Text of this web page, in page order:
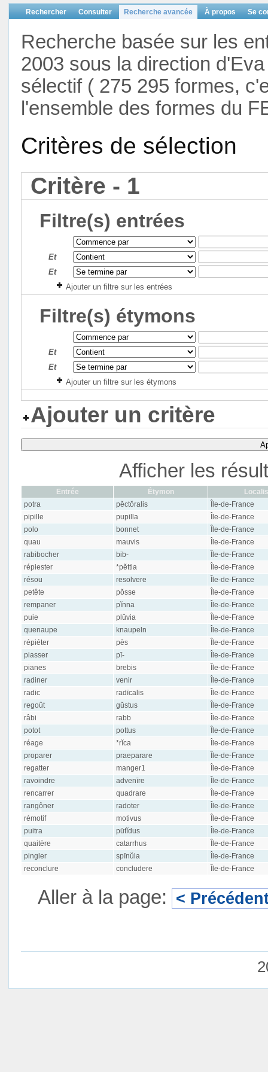
Rechercher Consulter Recherche avancée À propos Se
Recherche basée sur les
2003 sous la direction
sélectif ( 275 295 formes,
l'ensemble des formes du
Critères de sélection
Critère - 1
Filtre(s) entrées
Et
Et
Ajouter un filtre sur les entrées
Filtre(s) étymons
Et
Et
Ajouter un filtre sur les étymons
Ajouter un critère
Afficher les
Entrée Étymon
potra
pĕctŏralis
Île-de-France
pipille
pupilla
Île-de-France
polo
bonnet
Île-de-France
quau
mauvis
Île-de-France
rabibocher
bib-
Île-de-France
répiester
*pĕttia
Île-de-France
résou
resolvere
Île-de-France
petête
pŏsse
Île-de-France
rempaner
pĭnna
Île-de-France
puie
plŭvia
Île-de-France
quenaupe
knaupeln
Île-de-France
répiéter
pēs
Île-de-France
piasser
pī-
Île-de-France
pianes
brebis
Île-de-France
radiner
venir
Île-de-France
radic
radīcalis
Île-de-France
regoût
gŭstus
Île-de-France
râbi
rabb
Île-de-France
potot
pottus
Île-de-France
réage
*rĭca
Île-de-France
proparer
praeparare
Île-de-France
regatter
manger1
Île-de-France
ravoindre
advenīre
Île-de-France
rencarrer
quadrare
Île-de-France
rangôner
radoter
Île-de-France
rémotif
motivus
Île-de-France
puitra
pūtĭdus
Île-de-France
quaitère
catarrhus
Île-de-France
pingler
spīnŭla
Île-de-France
reconclure
concludere Île-de-France
Aller à la page: <